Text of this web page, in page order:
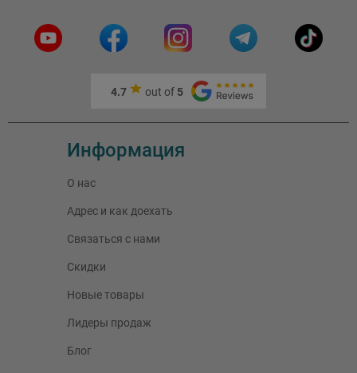
4.7 out of 5
Информация
О нас
Адрес и как доехать
Связаться с нами
Скидки
Новые товары
Лидеры продаж
Блог